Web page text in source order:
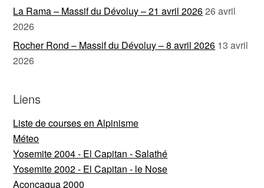
La Rama – Massif du Dévoluy – 21 avril 202626 avril
2026
Rocher Rond – Massif du Dévoluy – 8 avril 2026 13 avril
2026
Liens
Liste de courses en Alpinisme
Méteo
Yosemite 2004 - El Capitan - Salathé
Yosemite 2002 - El Capitan - le Nose
Aconcagua 2000